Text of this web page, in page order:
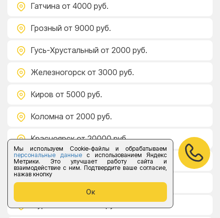
Мы используем Cookie-файлы и обрабатываем
персональные данныес использованием Яндекс
Метрики. Это улучшает работу сайта и
взаимодействие с ним. Подтвердите ваше согласие,
нажав кнопку
Ок
Гатчина от 4000 руб.
Грозный от 9000 руб.
Гусь-Хрустальный от 2000 руб.
Железногорск от 3000 руб.
Киров от 5000 руб.
Коломна от 2000 руб.
Красноярск от 20000 руб.
Курган от 10000 руб.
Луга от 4000 руб.
Мурманск от 11 000 руб.